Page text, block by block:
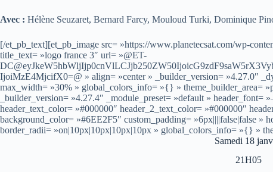
Avec : Hélène Seuzaret, Bernard Farcy, Mouloud Turki, Dominique
[/et_pb_text][et_pb_image src= »https://www.planetecsat.com/wp-
title_text= »logo france 3″ url= »@ET-
IjoiMzE4MjcifX0=@ » align= »center » _builder_version= »4.27.0″
max_width= »30% » global_colors_info= »{} » theme_builder_area=
_builder_version= »4.27.4″ _module_preset= »default » header_font=
header_text_color= »#000000″ header_2_text_color= »#000000″
background_color= »#6EE2F5″ custom_padding= »6px||||false|false »
border_radii= »on|10px|10px|10px|10px » global_colors_info= »{} »
Samedi 18
21H05